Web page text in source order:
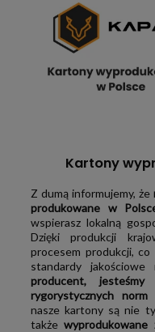
Kartony
Z dumą informujemy, że
produkowane w
wspierasz lokalną
Dzięki produkcji
procesem produkcji,
standardy
producent, jesteśmy
rygorystycznych norm
nasze kartony są nie
takżewyprodukowane